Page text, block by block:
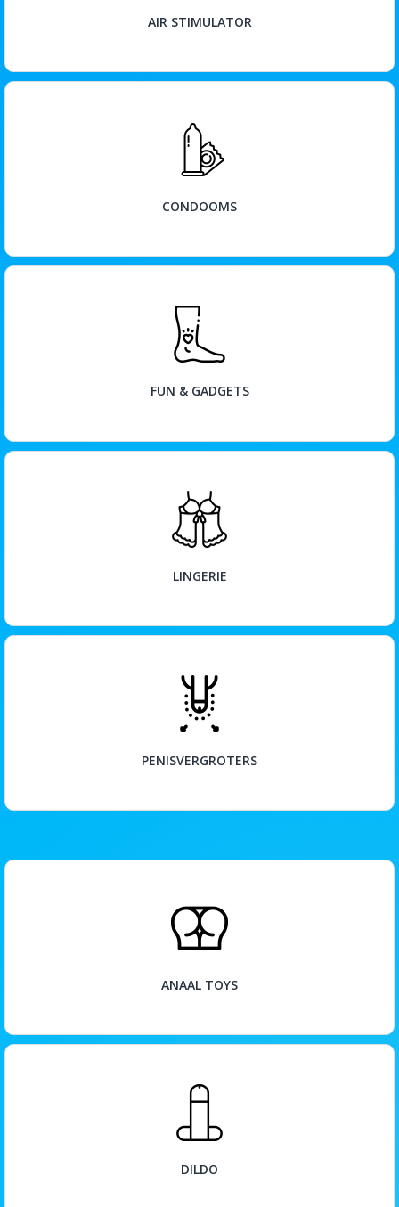
AIR STIMULATOR
CONDOOMS
BEKIJK
FUN & GADGETS
BEKIJK
LINGERIE
PENISVERGROTERS
BEKIJK
ANAAL TOYS
BEKIJK
DILDO
BEKIJK